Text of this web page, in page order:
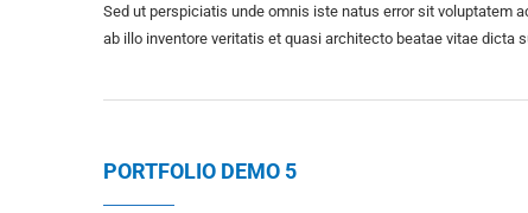
Sed ut perspiciatis unde omnis iste natus error sit voluptatem
ab illo inventore veritatis et quasi architecto beatae vitae dicta
PORTFOLIO DEMO 5